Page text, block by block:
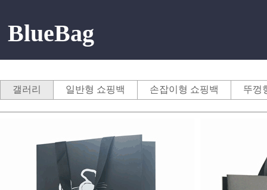
BlueBag
갤러리 일반형 쇼핑백 손잡이형 쇼핑백 뚜껑